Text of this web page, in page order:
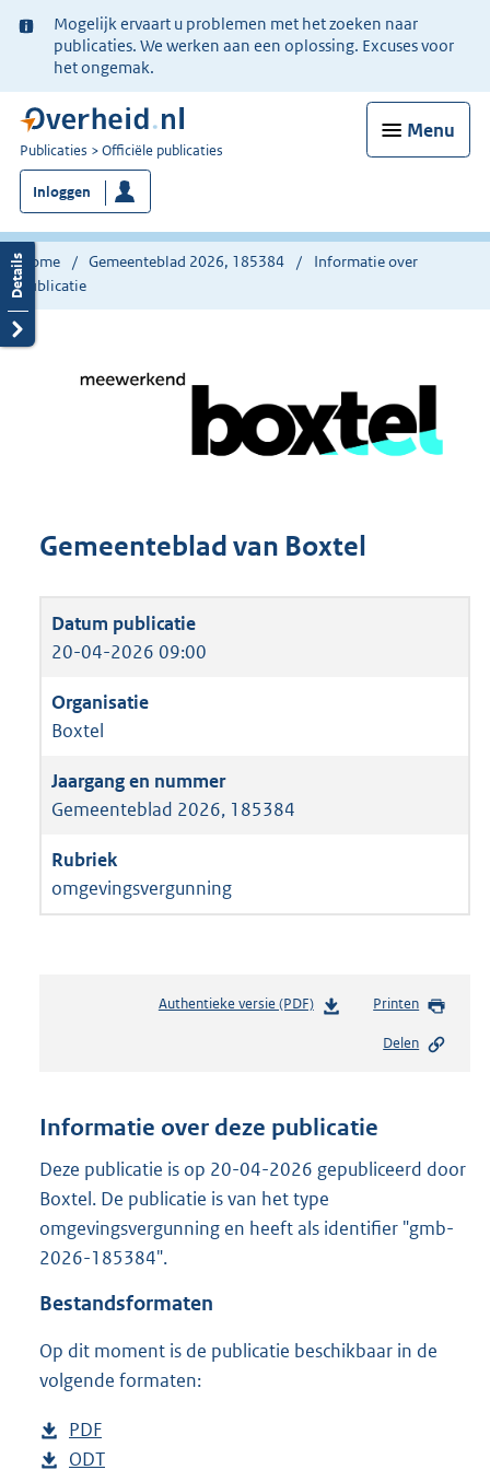
Ter
informatie:
Mogelijk ervaart u problemen met het zoeken naar
publicaties. We werken aan een oplossing. Excuses voor
het ongemak.
Menu
U
bent
nu
hier:
Publicaties Officiële publicaties
Inloggen
Home Gemeenteblad 2026, 185384
Informatie over
publicatie
Gemeenteblad van Boxtel
20-04-2026 09:00
Boxtel
Gemeenteblad 2026, 185384
omgevingsvergunning
Authentieke versie (PDF)b
n
s
r
o
:
Printen
Delen
Informatie over deze publicatie
Deze publicatie is op 20-04-2026 gepubliceerd door
Boxtel. De publicatie is van het type
omgevingsvergunning en heeft als identifier "gmb-
2026-185384".
Bestandsformaten
Op dit moment is de publicatie beschikbaar in de
volgende formaten:
D
o
PDF
e
D
ODT